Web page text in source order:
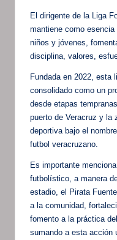
El dirigente de la Liga
mantiene como
niños y jóvenes,
disciplina, valores,
Fundada en 2022, esta
consolidado como un
desde etapas
puerto de Veracruz y la
deportiva bajo el
futbol veracruzano.
Es importante
futbolístico, a manera
estadio, el Pirata
a la comunidad,
fomento a la práctica
sumando a esta acción